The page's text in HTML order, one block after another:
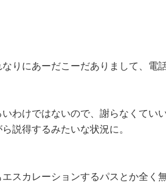
りにあーだこーだありまして、電
わけではないので、謝らなくてい
説得するみたいな状況に。
スカレーションするパスとか全く